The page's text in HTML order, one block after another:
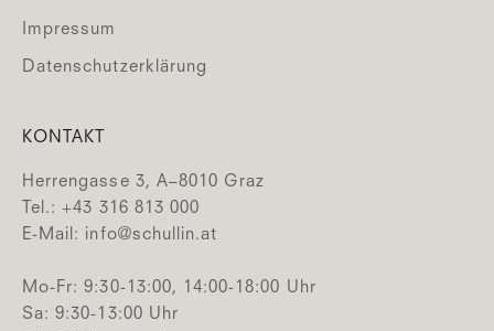
Impressum
Datenschutzerklärung
KONTAKT
Herrengasse 3, A–8010 Graz
Tel.: +43 316 813 000
E-Mail: info@schullin.at
Mo-Fr: 9:30-13:00, 14:00-18:00 Uhr
Sa: 9:30-13:00 Uhr